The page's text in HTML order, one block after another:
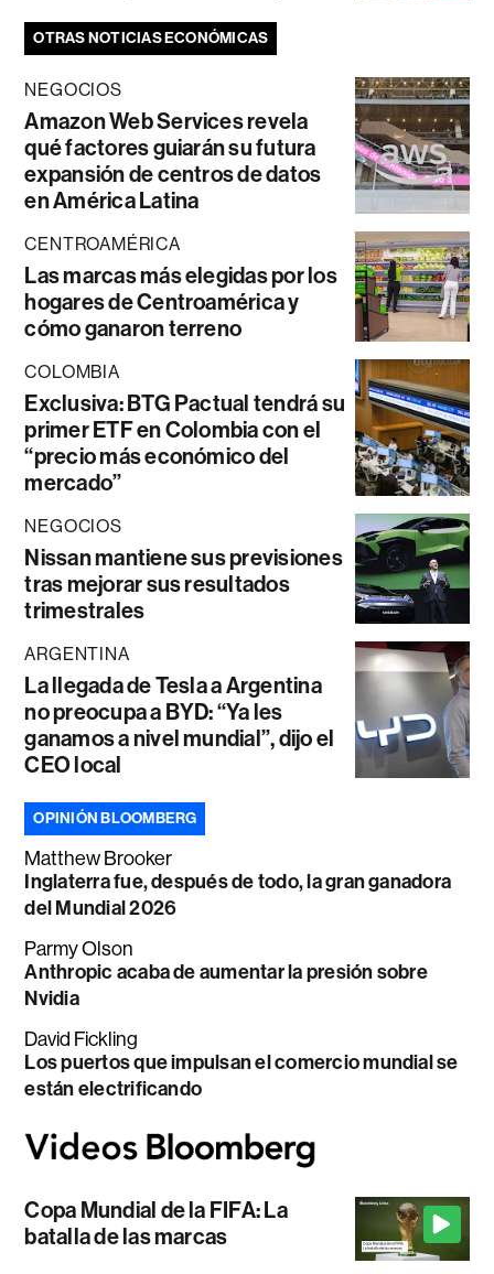
OTRAS NOTICIAS ECONÓMICAS
NEGOCIOS
Amazon Web Services revela
qué factores guiarán su futura
expansión de centros de datos
en América Latina
CENTROAMÉRICA
Las marcas más elegidas por los
hogares de Centroamérica y
cómo ganaron terreno
COLOMBIA
Exclusiva: BTG Pactual tendrá su
primer ETF en Colombia con el
“precio más económico del
mercado”
NEGOCIOS
Nissan mantiene sus previsiones
tras mejorar sus resultados
trimestrales
ARGENTINA
La llegada de Tesla a Argentina
no preocupa a BYD: “Ya les
ganamos a nivel mundial”, dijo el
CEO local
OPINIÓN BLOOMBERG
Matthew Brooker
Inglaterra fue, después de todo, la gran ganadora
del Mundial 2026
Parmy Olson
Anthropic acaba de aumentar la presión sobre
Nvidia
David Fickling
Los puertos que impulsan el comercio mundial se
están electrificando
Copa Mundial de la FIFA: La
batalla de las marcas